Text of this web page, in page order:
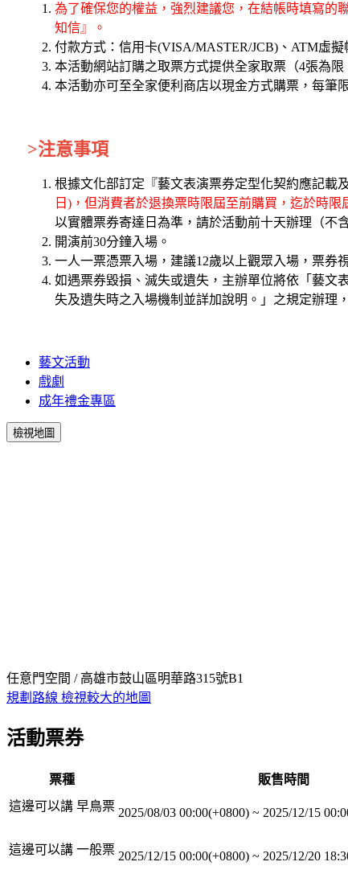
為了確保您的權益，強烈建議您，在結帳時填寫的
知信』。
付款方式：信用卡(VISA/MASTER/JCB)、ATM虛擬
本活動網站訂購之取票方式提供全家取票（4張為
本活動亦可至全家便利商店以現金方式購票，每筆
>注意事項
根據文化部訂定『藝文表演票券定型化契約應記載
日)，但消費者於退換票時限屆至前購買，迄於時
以實體票券寄達日為準，請於活動前十天辦理（不
開演前30分鐘入場。
一人一票憑票入場，建議12歲以上觀眾入場，票券
如遇票券毀損、滅失或遺失，主辦單位將依「藝文
失及遺失時之入場機制並詳加說明。」之規定辦理
藝文活動
戲劇
成年禮金專區
檢視地圖
任意門空間 / 高雄市鼓山區明華路315號B1
規劃路線 檢視較大的地圖
活動票券
票種 販售時間
這邊可以講 早鳥票 2025/08/03 00:00(+0800) ~ 2025/12/15
這邊可以講 一般票 2025/12/15 00:00(+0800) ~ 2025/12/20